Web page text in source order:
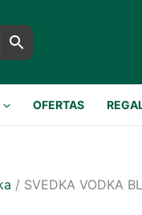
OFERTAS
/ SVEDKA VODKA